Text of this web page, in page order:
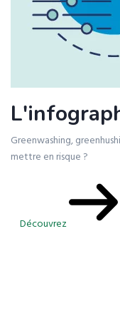
Greenwashing,
mettre en risque ?
Découvrez